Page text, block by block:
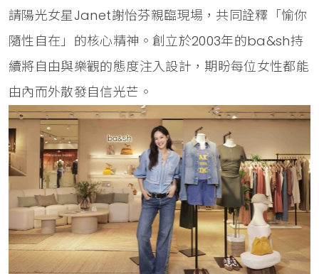
請陽光女星Janet謝怡芬親臨現場，共同詮釋「愉你
隨性自在」的核心精神。創立於2003年的ba&sh持
續將自由與樂觀的態度注入設計，期盼每位女性都能
由內而外散發自信光芒。